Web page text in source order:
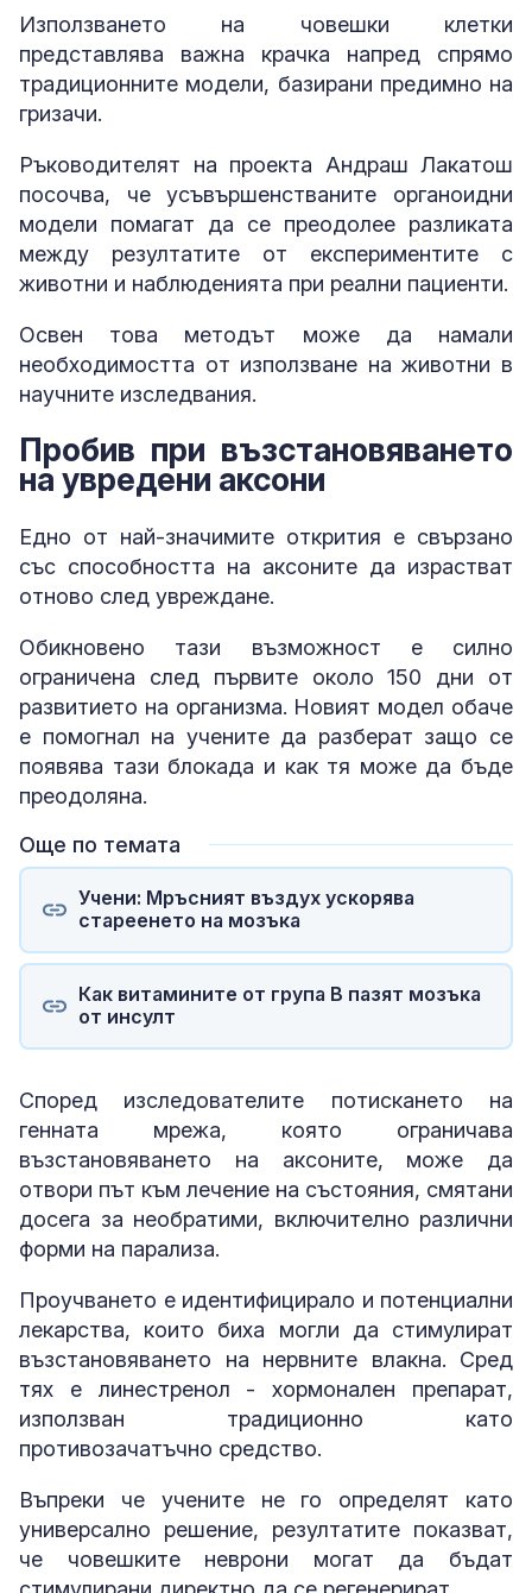
Използването на човешки клетки
представлява важна крачка напред спрямо
традиционните модели, базирани предимно на
гризачи.
Ръководителят на проекта Андраш Лакатош
посочва, че усъвършенстваните органоидни
модели помагат да се преодолее разликата
между резултатите от експериментите с
животни и наблюденията при реални пациенти.
Освен това методът може да намали
необходимостта от използване на животни в
научните изследвания.
Пробив при възстановяването
на увредени аксони
Едно от най-значимите открития е свързано
със способността на аксоните да израстват
отново след увреждане.
Обикновено тази възможност е силно
ограничена след първите около 150 дни от
развитието на организма. Новият модел обаче
е помогнал на учените да разберат защо се
появява тази блокада и как тя може да бъде
преодоляна.
Още по темата
Учени: Мръсният въздух ускорява
стареенето на мозъка
Как витамините от група B пазят мозъка
от инсулт
Според изследователите потискането на
генната мрежа, която ограничава
възстановяването на аксоните, може да
отвори път към лечение на състояния, смятани
досега за необратими, включително различни
форми на парализа.
Проучването е идентифицирало и потенциални
лекарства, които биха могли да стимулират
възстановяването на нервните влакна. Сред
тях е линестренол - хормонален препарат,
използван традиционно като
противозачатъчно средство.
Въпреки че учените не го определят като
универсално решение, резултатите показват,
че човешките неврони могат да бъдат